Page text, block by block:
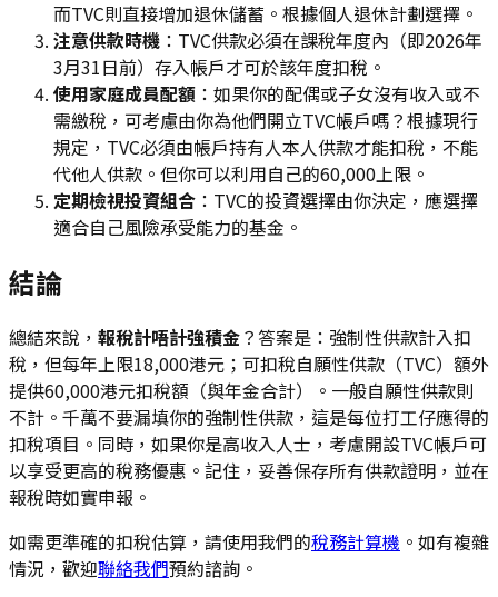
而TVC則直接增加退休儲蓄。根據個人退休計劃選擇。
注意供款時機 ：TVC供款必須在課稅年度內（即2026年
3月31日前）存入帳戶才可於該年度扣稅。
使用家庭成員配額 ：如果你的配偶或子女沒有收入或不
需繳稅，可考慮由你為他們開立TVC帳戶嗎？根據現行
規定，TVC必須由帳戶持有人本人供款才能扣稅，不能
代他人供款。但你可以利用自己的60,000上限。
定期檢視投資組合 ：TVC的投資選擇由你決定，應選擇
適合自己風險承受能力的基金。
結論
總結來說， 報稅計唔計強積金？答案是：強制性供款計入扣
稅，但每年上限18,000港元；可扣稅自願性供款（TVC）額外
提供60,000港元扣稅額（與年金合計）。一般自願性供款則
不計。千萬不要漏填你的強制性供款，這是每位打工仔應得的
扣稅項目。同時，如果你是高收入人士，考慮開設TVC帳戶可
以享受更高的稅務優惠。記住，妥善保存所有供款證明，並在
報稅時如實申報。
如需更準確的扣稅估算，請使用我們的稅務計算機 。如有複雜
情況，歡迎聯絡我們預約諮詢。